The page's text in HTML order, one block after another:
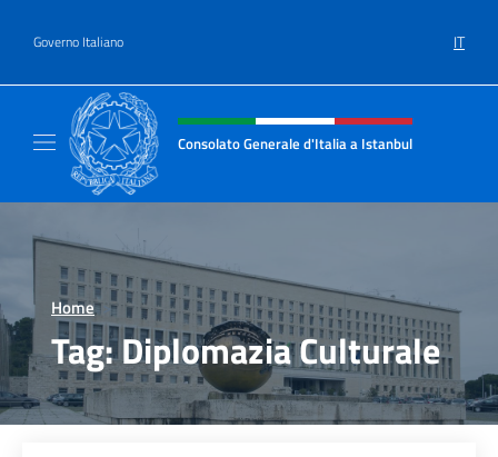
Governo Italiano IT
Intestazione sito, social e menù
Consolato Generale d'Italia a Istanbul
Home >
Tag:Diplomazia Culturale